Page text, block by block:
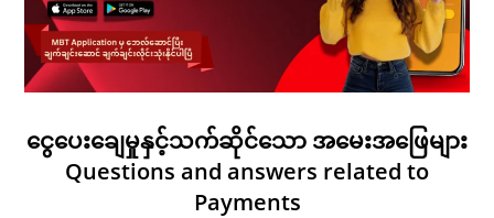
ငွေပေးချေမှုနှင့်သက်ဆိုင်သော အမေးအဖြေများ
Questions and answers related to
Payments